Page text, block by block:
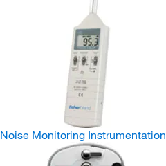
Noise Monitoring Instrumentation